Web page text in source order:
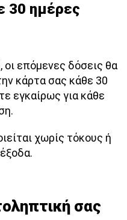
30 ημέρες
επόμενες δόσεις θα
κάρτα σας κάθε 30
εγκαίρως για κάθε
χωρίς τόκους ή
σας